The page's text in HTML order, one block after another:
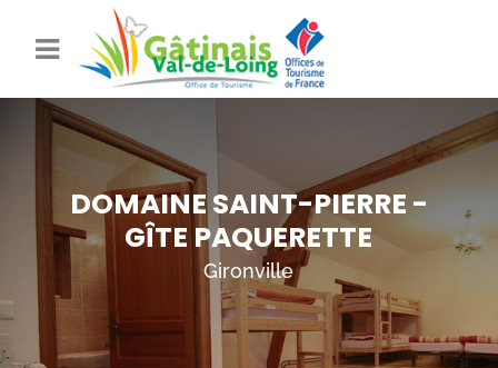
DOMAINE SAINT-PIERRE -
GÎTE PAQUERETTE
Gironville